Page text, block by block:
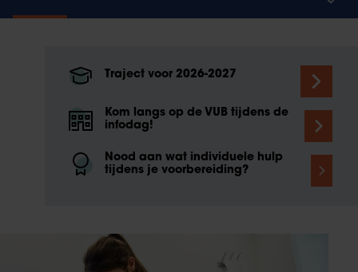
Traject voor 2026-2027
Kom langs op de VUB tijdens de
infodag!
Nood aan wat individuele hulp
tijdens je voorbereiding?